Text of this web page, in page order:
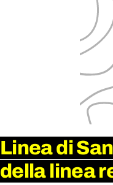
Linea di
della linea